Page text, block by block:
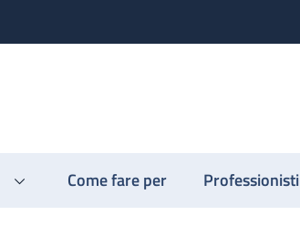
Come fare per Professionisti